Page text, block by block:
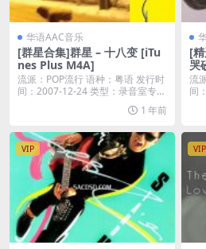
华语AAC音乐
[群星合集]群星 – 十八变 [iTu
nes Plus M4A]
流派：POP流行 语种：粤语 发行时
间：2007-12-24 类型：录音室专辑
1 年前
[
哭
流
间
VIP VIP